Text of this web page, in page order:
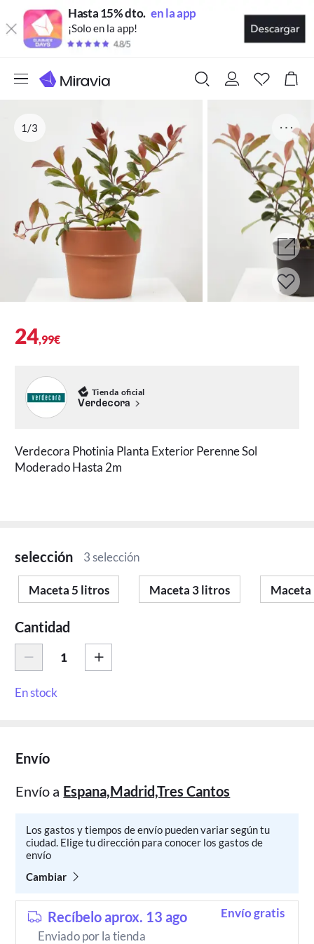
Hasta 15% dto. en la app
¡Solo en la app!
1/3
24,99€
Tienda oficial
Verdecora
Verdecora Photinia Planta Exterior Perenne Sol
Moderado Hasta 2m
selección 3 selección
Maceta 5 litros Maceta 3 litros
Cantidad
En stock
Envío
Envío a Espana,Madrid,Tres Cantos
Los gastos y tiempos de envío pueden variar según tu
ciudad. Elige tu dirección para conocer los gastos de
envío
Cambiar
Recíbelo aprox. 13 ago
Envío gratis
Enviado por la tienda